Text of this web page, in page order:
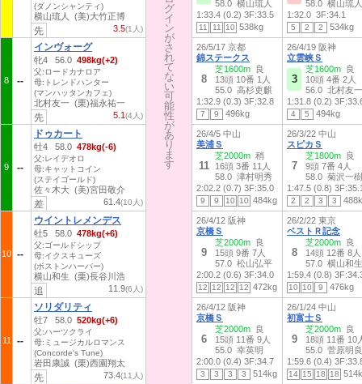
グ
イ
ン
が
さ
れ
て
な
い
可
能
性
が
あ
り
ま
す
(ダノンシャンティ)
横山琉人 (美)大竹正博
3.5(1人)
先
8
インヴォーグ
牝4 56.0 498kg(+2)
父:ロードカナロア
母:トレンドハンター
(マンハッタンカフェ)
北村友一 (栗)福永祐一
5.1(4人)
先
9
ドゥカート
牡4 58.0 478kg(-6)
父:レイデオロ
母:キャットコイン
(ステイゴールド)
佐々木大 (美)宮田敬介
61.4(10人)
差
10
ウイントレメンデス
牡5 58.0 478kg(+6)
父:ゴールドシップ
母:イクスキューズ
(ボストンハーバー)
横山和生 (栗)長谷川浩
11.9(6人)
追
11
ソリダリティ
牡7 58.0 520kg(+6)
父:ハーツクライ
母:ミュージカルロマンス
(Concorde's Tune)
岩田康誠 (栗)西園翔太
73.4(11人)
先
グ
イ
ン
が
さ
れ
て
な
い
可
能
性
が
あ
り
ま
す
58.0 横山琉人
1:33.4 (0.2) 3F:33.5
11 11 10 538kg
58.0 横山琉人
1:32.0 3F:34.1
5 2 2 534kg
26/5/17 京都
錦ステークス
8
芝1600m 良
13頭 10番 1人
55.0 高杉吏麒
1:32.9 (0.3) 3F:32.8
7 9 496kg
26/4/19 阪神
立雲峡Ｓ
3
芝1600m 良
10頭 4番 2人
56.0 北村友一
1:31.8 (0.2)
4 5 494kg
26/4/5 中山
美浦Ｓ
11
芝2000m 稍
16頭 3番 11人
58.0 津村明秀
2:02.2 (0.7) 3F:35.0
9 9 10 10 484kg
26/3/22 中山
スピカＳ
7
芝1800m 良
9頭 7番 4人
58.0 菊沢一樹
1:47.5 (0.8)
2 2 3 3
26/4/12 阪神
京橋Ｓ
9
芝2000m 良
15頭 9番 7人
57.0 松山弘平
2:00.2 (0.6) 3F:34.0
12 12 12 12 472kg
26/2/22 東京
ベストＲ記念
8
芝2000m 良
14頭 12番 8人
57.0 横山和生
1:59.4 (0.8)
10 10 9 476kg
26/4/12 阪神
京橋Ｓ
6
芝2000m 良
15頭 11番 9人
55.0 幸英明
2:00.0 (0.4) 3F:34.7
3 3 3 3 514kg
26/1/24 中山
初富士Ｓ
9
芝2000m 良
18頭 11番 10
55.0 菅原明良
1:59.6 (0.4)
14 15 18 18